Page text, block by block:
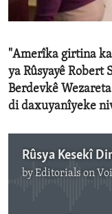
ENVIRONMENT
"Amerîka girtina
ya Rûsyayê Robert
Berdevkê
di daxuyanîyeke
Rûsya Kesekî
byEditorials on